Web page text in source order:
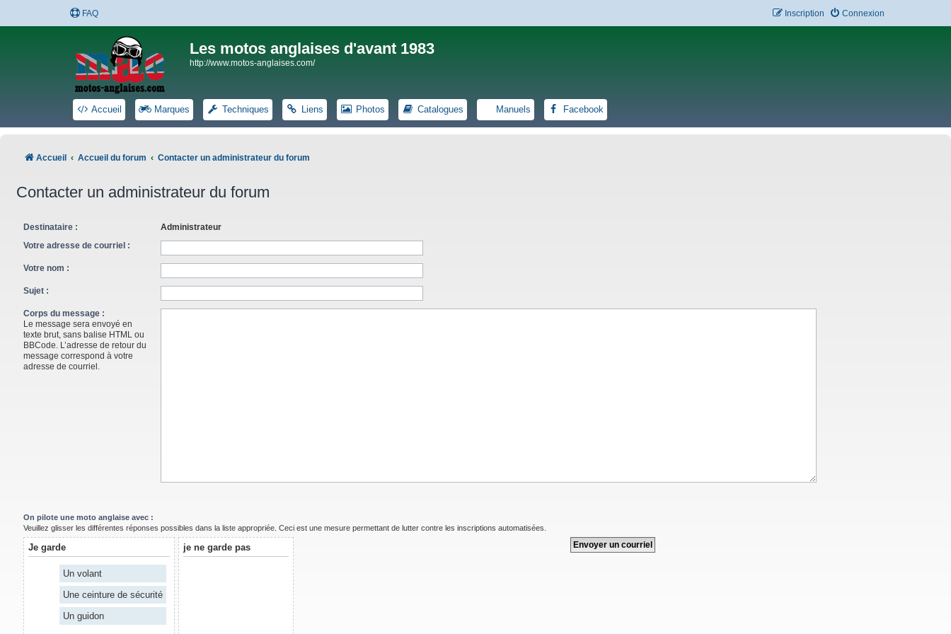
FAQ Connexion
Inscription
Les motos anglaises d'avant 1983
http://www.motos-anglaises.com/
Accueil Marques Techniques Liens Photos Catalogues Manuels Facebook
Accueil Accueil du forum Contacter un administrateur du forum
Contacter un administrateur du forum
Destinataire :
Administrateur
Votre adresse de courriel :
Votre nom :
Sujet :
Corps du message :
Le message sera envoyé en
texte brut, sans balise HTML ou
BBCode. L’adresse de retour du
message correspond à votre
adresse de courriel.
On pilote une moto anglaise avec :
Veuillez glisser les différentes réponses possibles dans la liste appropriée. Ceci est une mesure permettant de lutter contre les inscriptions automatisées.
Je garde
Un volant
Une ceinture de sécurité
Un guidon
je ne garde pas